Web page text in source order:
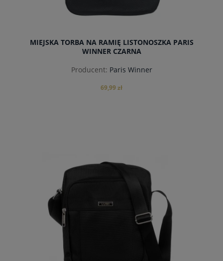
MIEJSKA TORBA NA RAMIĘ LISTONOSZKA PARIS
WINNER CZARNA
Producent: Paris Winner
69,99 zł